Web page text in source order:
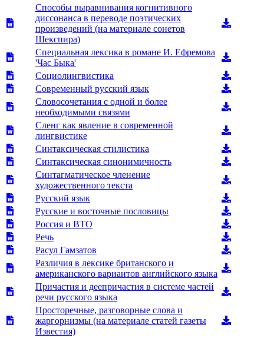
Способы выравнивания когнитивного
диссонанса в переводе поэтических
произведений (на материале сонетов
Шекспира)
Специальная лексика в романе И. Ефремова
'Час Быка'
Социолингвистика
Современный русский язык
Словосочетания с одной и более
необходимыми связями
Сленг как явление в современной
лингвистике
Синтаксическая стилистика
Синтаксическая синонимичность
Синтагматическое членение
художественного текста
Русский язык
Русские и восточные пословицы
Россия и ВТО
Речь
Расул Гамзатов
Различия в лексике британского и
американского вариантов английского языка
Причастия и деепричастия в системе частей
речи русского языка
Просторечные, разговорные слова и
жаргорнизмы (на материале статей газеты
Известия)